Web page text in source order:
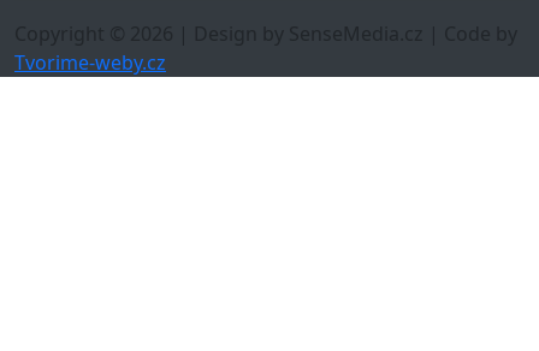
Copyright © 2026 | Design by SenseMedia.cz | Code by
Tvorime-weby.cz